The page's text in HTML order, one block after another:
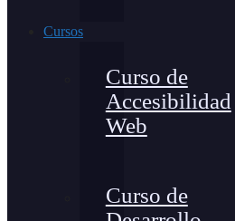
Cursos
Curso de
Accesibilidad
Web
Curso de